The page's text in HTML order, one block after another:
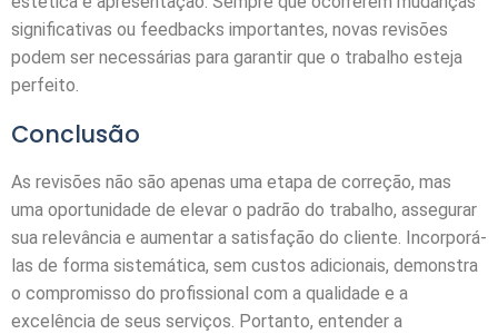
significativas ou feedbacks importantes, novas revisões
podem ser necessárias para garantir que o trabalho esteja
perfeito.
Conclusão
As revisões não são apenas uma etapa de correção, mas
uma oportunidade de elevar o padrão do trabalho, assegurar
sua relevância e aumentar a satisfação do cliente. Incorporá-
las de forma sistemática, sem custos adicionais, demonstra
o compromisso do profissional com a qualidade e a
excelência de seus serviços. Portanto, entender a